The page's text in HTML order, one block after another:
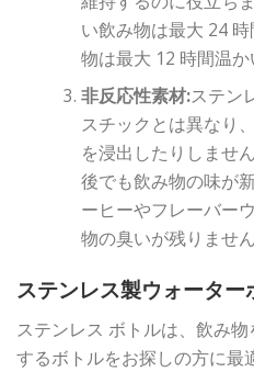
い飲み物は最大 24
物は最大 12 時間温か
非反応性素材:ステン
スチックとは異なり
を浸出したりしませ
後でも飲み物の味が
ーヒーやフレーバー
物の臭いが残りません
ステンレス製ウォーター
ステンレス ボトルは、飲み
するボトルをお探しの方に最